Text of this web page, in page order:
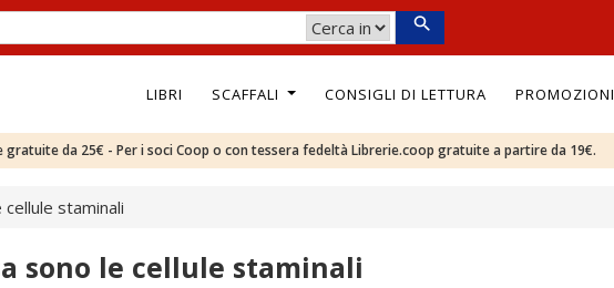
LIBRI SCAFFALI CONSIGLI DI LETTURA PROMOZIONI
gratuite da 25€ - Per i soci Coop o con tessera fedeltà Librerie.coop gratuite a partire da 19€.
staminali
sono le cellule staminali